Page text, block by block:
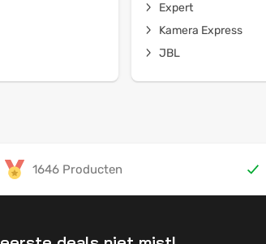
Expert
Kamera Express
JBL
1646 Producten